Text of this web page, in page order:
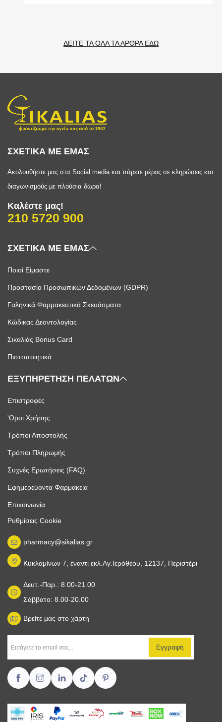
ΔΕΙΤΕ ΤΑ ΟΛΑ ΤΑ ΑΡΘΡΑ ΕΔΩ
ΣΧΕΤΙΚΑ ΜΕ ΕΜΑΣ
Ακολουθήστε μας στα Social media και πάρετε μέρος σε κληρώσεις και
διαγωνισμούς με πλούσια δώρα!
Καλέστε μας!
210 5720 900
ΣΧΕΤΙΚΑ ΜΕ ΕΜΑΣ
Ποιοί Είμαστε
Προστασία Προσωπικών Δεδομένων (GDPR)
Γαληνικά Φαρμακευτικά Σκευάσματα
Κώδικας Δεοντολογίας
Σικαλιάς Bonus Card
Πιστοποιητικά
ΕΞΥΠΗΡΕΤΗΣΗ ΠΕΛΑΤΩΝ
Επιστροφές
'Οροι Χρήσης
Τρόποι Αποστολής
Τρόποι Πληρωμής
Συχνές Ερωτήσεις (FAQ)
Εφημερεύοντα Φαρμακεία
Επικοινωνία
Ρυθμίσεις Cookie
pharmacy@sikalias.gr
Κυκλαμίνων 7, έναντι εκλ.Αγ.Ιερόθεου, 12137, Περιστέρι
Δευτ.-Παρ.: 8.00-21.00
Σάββατο: 8.00-20.00
Βρείτε μας στο χάρτη